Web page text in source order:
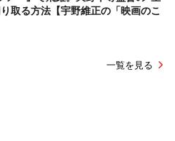
取る方法【宇野維正の「映画のこ
一覧を見る